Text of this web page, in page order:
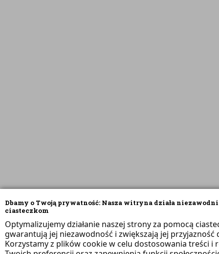
Dbamy o Twoją prywatność: Nasza witryna działa
ciasteczkom
Optymalizujemy działanie naszej strony za pomocą
gwarantują jej niezawodność i zwiększają jej przyjazność
Korzystamy z plików cookie w celu dostosowania treści i